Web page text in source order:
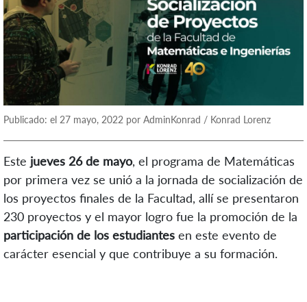
Publicado: el 27 mayo, 2022 por AdminKonrad / Konrad Lorenz
Este jueves 26 de mayo, el programa de Matemáticas
por primera vez se unió a la jornada de socialización de
los proyectos finales de la Facultad, allí se presentaron
230 proyectos y el mayor logro fue la promoción de la
participación de los estudiantes en este evento de
carácter esencial y que contribuye a su formación.